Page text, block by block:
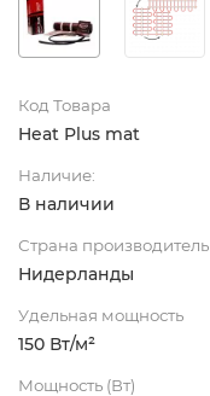
Код Товара
Heat Plus mat
Наличие:
В наличии
Страна производитель
Нидерланды
Удельная мощность
150 Вт/м²
Мощность (Вт)